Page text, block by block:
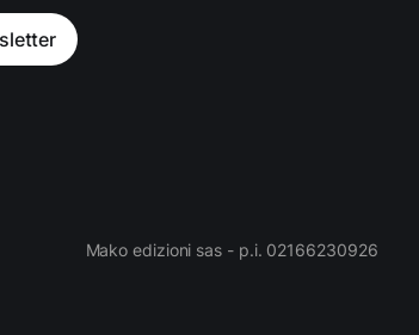
Mako edizioni sas - p.i. 02166230926